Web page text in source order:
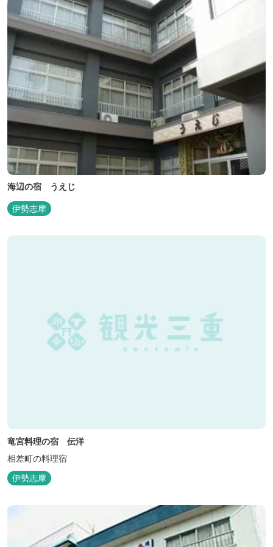
海辺の宿 うえじ
伊勢志摩
竜宮料理の宿 伝洋
相差町の料理宿
伊勢志摩